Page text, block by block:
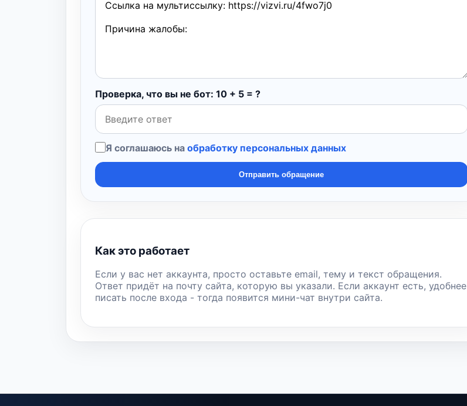
Проверка, что вы не бот: 10 + 5 = ?
Я соглашаюсь на обработку персональных данных
Отправить обращение
Как это работает
Если у вас нет аккаунта, просто оставьте email, тему и текст обращения.
Ответ придёт на почту сайта, которую вы указали. Если аккаунт есть, удобнее
писать после входа - тогда появится мини-чат внутри сайта.